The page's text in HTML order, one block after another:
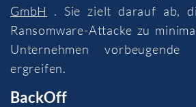
GmbH
. Sie zielt darauf ab,
Ransomware-Attacke zu
Unternehmen vorbeugende
ergreifen.
BackOff